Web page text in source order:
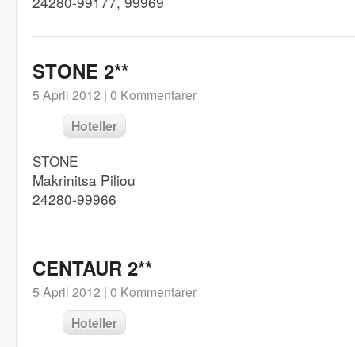
STONE 2**
5 April 2012 | 0 Kommentarer
Hoteller
STONE
Makrinitsa Piliou
24280-99966
CENTAUR 2**
5 April 2012 | 0 Kommentarer
Hoteller